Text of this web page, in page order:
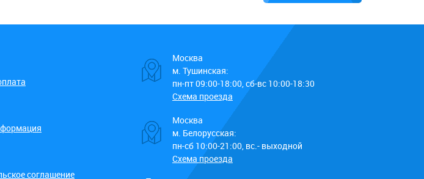
соглашение
Москва
м. Тушинская:
пн-пт 09:00-18:00, сб-вс 10:00-18:30
Схема проезда
Москва
м. Белорусская:
пн-сб 10:00-21:00, вс.- выходной
Схема проезда